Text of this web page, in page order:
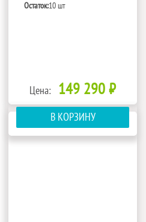
Остаток:10 шт
Цена: 149 290 ₽
В КОРЗИНУ